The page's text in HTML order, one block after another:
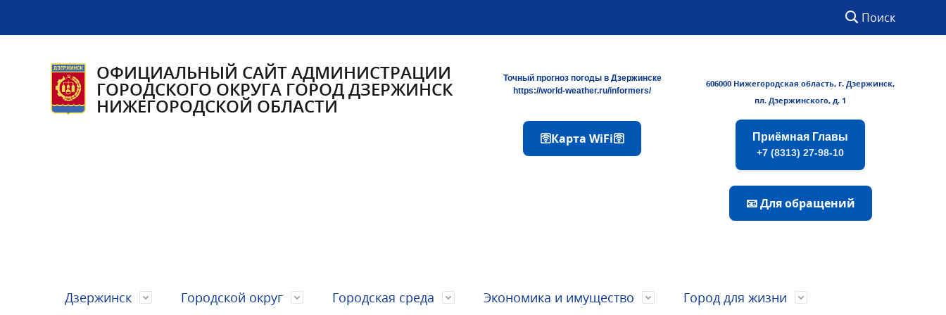
Поиск
ОФИЦИАЛЬНЫЙ САЙТ АДМИНИСТРАЦИИ
ГОРОДСКОГО ОКРУГА ГОРОД ДЗЕРЖИНСК
НИЖЕГОРОДСКОЙ ОБЛАСТИ
Точный прогноз погоды в Дзержинске
https://world-weather.ru/informers/
🛜Карта WiFi🛜
606000 Нижегородская область, г. Дзержинск,
пл. Дзержинского, д. 1
Приёмная Главы
+7 (8313) 27-98-10
📧 Для обращений
Дзержинск Городской округ Городская среда Экономика и имущество Город для жизни